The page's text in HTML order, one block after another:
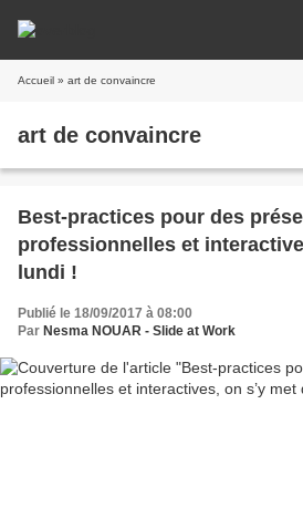
Accueil » art de convaincre
art de convaincre
Best-practices pour des
professionnelles et
lundi !
Publié le 18/09/2017 à 08:00
Par Nesma NOUAR - Slide at Work